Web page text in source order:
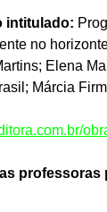
intitulado:
no
Elena
Márcia